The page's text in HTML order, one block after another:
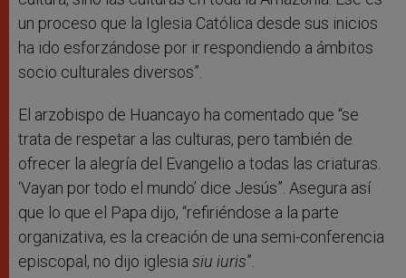
un proceso que la Iglesia Católica desde sus inicios
ha ido esforzándose por ir respondiendo a ámbitos
socio culturales diversos”.
El arzobispo de Huancayo ha comentado que “se
trata de respetar a las culturas, pero también de
ofrecer la alegría del Evangelio a todas las criaturas.
‘Vayan por todo el mundo’ dice Jesús”. Asegura así
que lo que el Papa dijo, “refiriéndose a la parte
organizativa, es la creación de una semi-conferencia
episcopal, no dijo iglesia siu iuris”.